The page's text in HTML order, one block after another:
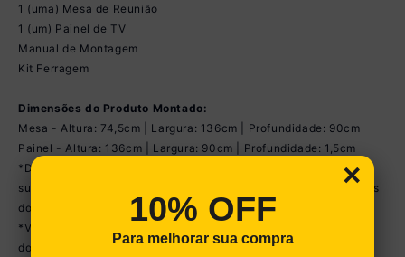
1 (uma) Mesa de Reunião
1 (um) Painel de TV
Manual de Montagem
Kit Ferragem
Dimensões do Produto Montado:
Mesa - Altura: 74,5cm | Largura: 136cm | Profundidade: 90cm
Painel - Altura: 136cm | Largura: 90cm | Profundidade: 1,5cm
*Devido às variações de tamanho dos televisores no mercado,
sugerimos que verifique as medidas da sua TV e compare com as
do painel antes de efetuar a compra.
*Você pode consultar as medidas detalhadas na imagem técnica
do produto.
×
10% OFF
Para melhorar sua compra